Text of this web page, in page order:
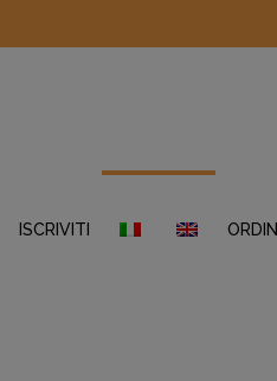
ISCRIVITI ORDINI